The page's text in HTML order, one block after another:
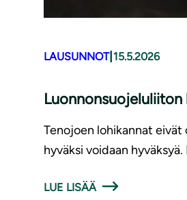
LAUSUNNOT| 15.5.2026
Luonnonsuojeluliiton
Tenojoen lohikannat
hyväksi voidaan
LUE LISÄÄ